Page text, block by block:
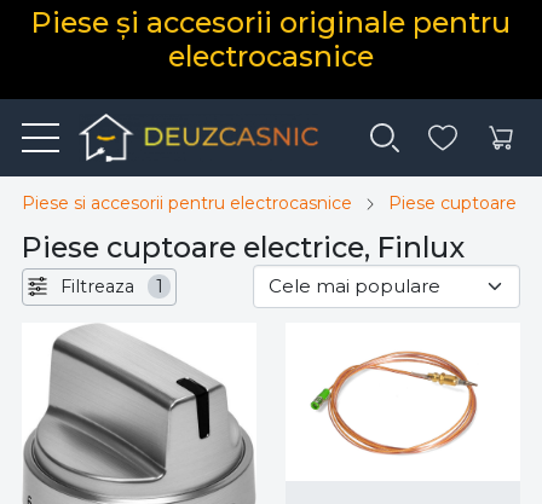
Piese și accesorii originale pentru
electrocasnice
Piese si accesorii pentru electrocasnice Piese cuptoare
Piese cuptoare electrice, Finlux
Filtreaza 1